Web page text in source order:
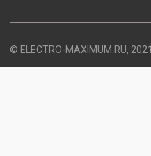
© ELECTRO-MAXIMUM.RU, 2021